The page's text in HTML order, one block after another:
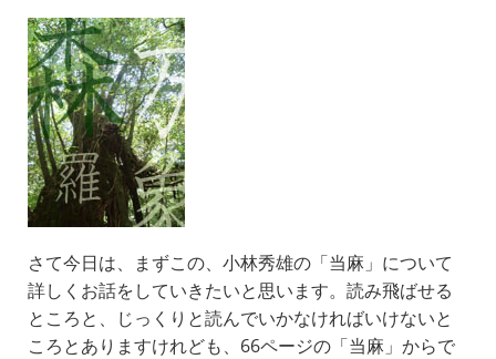
さて今日は、まずこの、小林秀雄の「当麻」について
詳しくお話をしていきたいと思います。読み飛ばせる
ところと、じっくりと読んでいかなければいけないと
ころとありますけれども、66ページの「当麻」からで